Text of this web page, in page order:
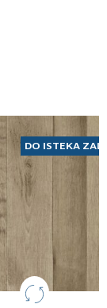
DO ISTEKA